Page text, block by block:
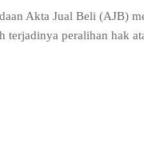
Akta Jual Beli (AJB)
terjadinya peralihan hak